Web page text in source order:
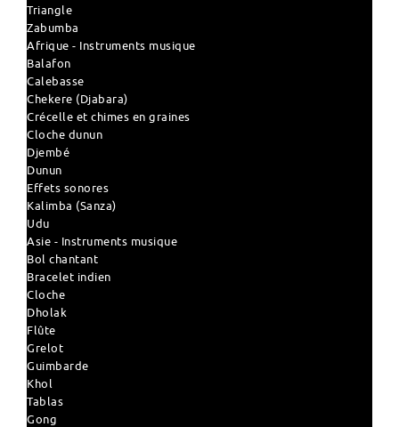
Triangle
Zabumba
Afrique - Instruments musique
Balafon
Calebasse
Chekere (Djabara)
Crécelle et chimes en graines
Cloche dunun
Djembé
Dunun
Effets sonores
Kalimba (Sanza)
Udu
Asie - Instruments musique
Bol chantant
Bracelet indien
Cloche
Dholak
Flûte
Grelot
Guimbarde
Khol
Tablas
Gong